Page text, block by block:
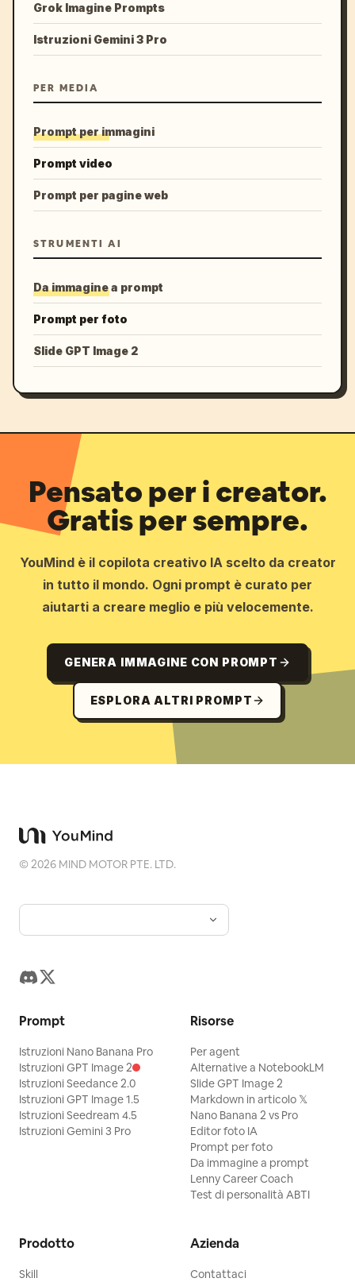
Grok Imagine Prompts
Istruzioni Gemini 3 Pro
PER MEDIA
Prompt per immagini
Prompt video
Prompt per pagine web
STRUMENTI AI
Da immagine a prompt
Prompt per foto
Slide GPT Image 2
Pensato per i creator.
Gratis per sempre.
YouMind è il copilota creativo IA scelto da creator
in tutto il mondo. Ogni prompt è curato per
aiutarti a creare meglio e più velocemente.
GENERA IMMAGINE CON PROMPT
ESPLORA ALTRI PROMPT
©2026 MIND MOTOR PTE. LTD.
Prompt
Istruzioni Nano Banana Pro
Istruzioni GPT Image 2
Istruzioni Seedance 2.0
Istruzioni GPT Image 1.5
Istruzioni Seedream 4.5
Istruzioni Gemini 3 Pro
Risorse
Per agent
Alternative a NotebookLM
Slide GPT Image 2
Markdown in articolo 𝕏
Nano Banana 2 vs Pro
Editor foto IA
Prompt per foto
Da immagine a prompt
Lenny Career Coach
Test di personalità ABTI
Prodotto
Skill
Azienda
Contattaci